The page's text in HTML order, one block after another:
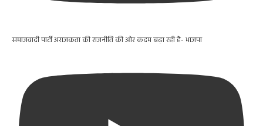
समाजवादी पार्टी अराजकता की राजनीति की ओर कदम बढ़ा रही है- भाजपा